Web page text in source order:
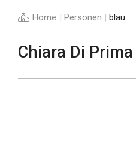
Home | Personen | blau
Chiara Di Prima